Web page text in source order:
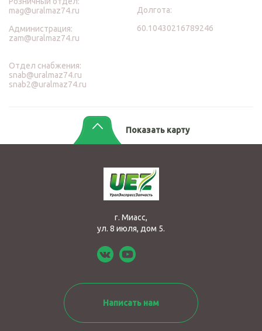
mag@uralmaz74.ru
Администрация:
zam@uralmaz74.ru
Отдел снабжения:
snab@uralmaz74.ru
snab2@uralmaz74.ru
Долгота:
60.10430216789246
Показать карту
г. Миасс,
ул. 8 июля, дом 5.
Написать нам